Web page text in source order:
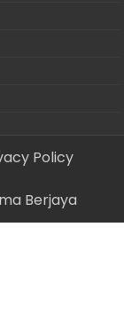
Policy
Berjaya